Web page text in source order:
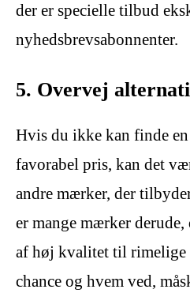
der er specielle tilbud
nyhedsbrevsabonnenter.
5. Overvej
Hvis du ikke kan finde
favorabel pris, kan det
andre mærker, der
er mange mærker
af høj kvalitet til rimelige
chance og hvem ved,